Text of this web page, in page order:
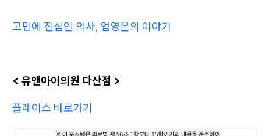
고민에 진심인 의사, 엄영은의 이야기
< 유앤아이의원 다산점 >
플레이스 바로가기